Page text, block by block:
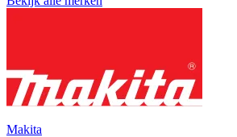
Makita